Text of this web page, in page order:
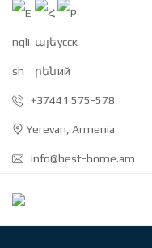
+37441 575-578
Yerevan, Armenia
info@best-home.am